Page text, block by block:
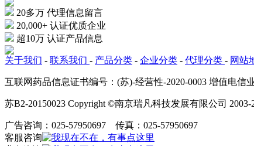
20多万 代理信息留言
20,000+ 认证优质企业
超10万 认证产品信息
关于我们 - 联系我们 - 产品分类 - 企业分类 - 代理分类 - 网站
互联网药品信息证书编号：(苏)-经营性-2020-0003 增值电信
苏B2-20150023 Copyright ©南京瑞凡科技发展有限公司
广告咨询：025-57950697 传真：025-57950697
客服咨询